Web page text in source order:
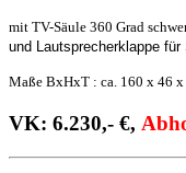
mit TV-Säule 360 Grad
und Lautsprecherklappe
Maße BxHxT : ca. 160 x 46 x
VK: 6.230,- €,